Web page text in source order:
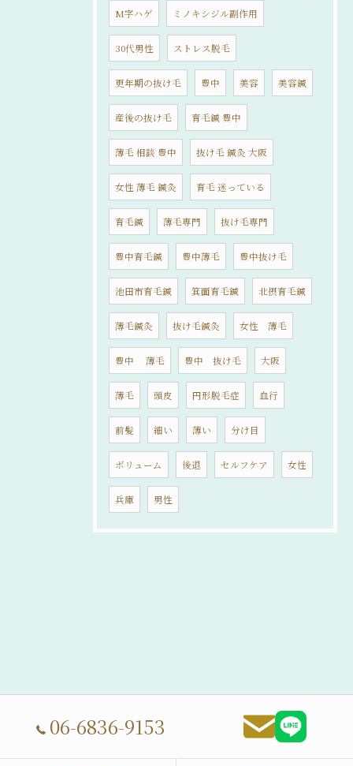
M字ハゲ ミノキシジル副作用
30代男性 ストレス脱毛
更年期の抜け毛 豊中 美容 美容鍼
産後の抜け毛 育毛鍼 豊中
薄毛 相談 豊中 抜け毛 鍼灸 大阪
女性 薄毛 鍼灸 育毛 迷っている
育毛鍼 薄毛専門 抜け毛専門
豊中育毛鍼 豊中薄毛 豊中抜け毛
池田市育毛鍼 箕面育毛鍼 北摂育毛鍼
薄毛鍼灸 抜け毛鍼灸 女性 薄毛
豊中 薄毛 豊中 抜け毛 大阪
薄毛 頭皮 円形脱毛症 血行
前髪 細い 薄い 分け目
ボリューム 後退 セルフケア 女性
兵庫 男性
06-6836-9153